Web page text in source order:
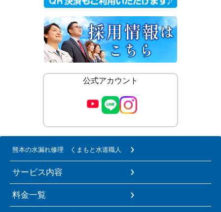
公式アカウント
熊本の水漏れ修理 くまもと水道職人
サービス内容
料金一覧